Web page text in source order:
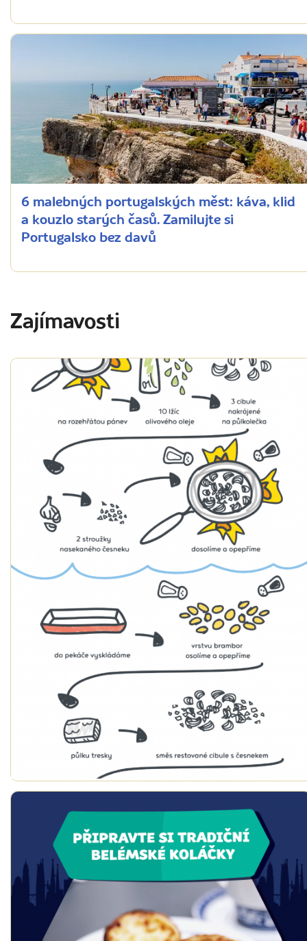
6 malebných portugalských měst: káva, klid
a kouzlo starých časů. Zamilujte si
Portugalsko bez davů
Zajímavosti